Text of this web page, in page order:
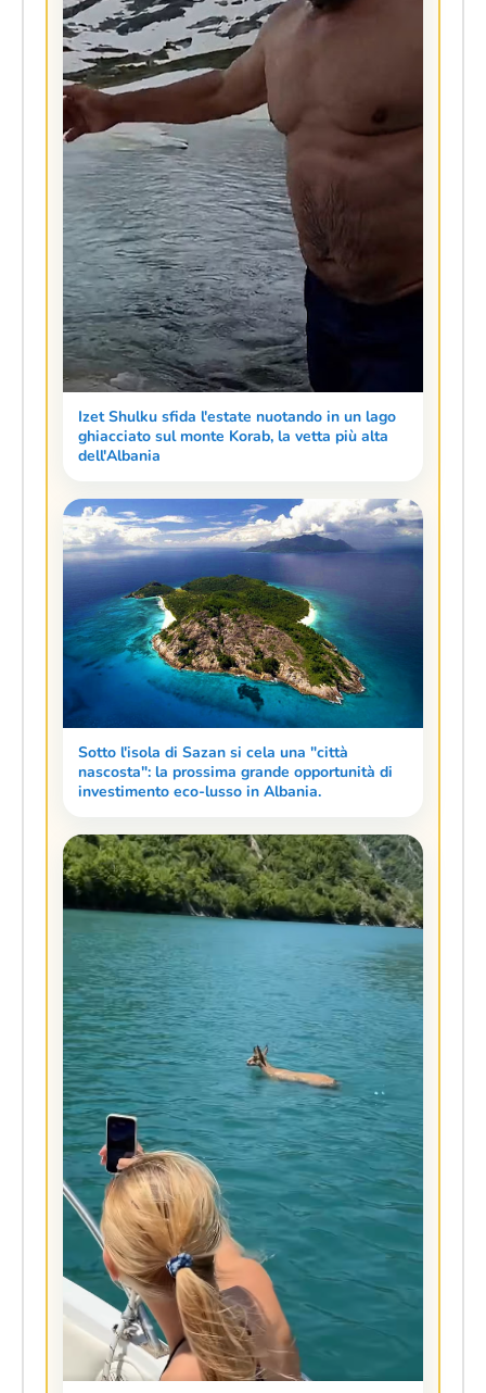
Izet Shulku sfida l'estate nuotando in un lago
ghiacciato sul monte Korab, la vetta più alta
dell'Albania
Sotto l'isola di Sazan si cela una "città
nascosta": la prossima grande opportunità di
investimento eco-lusso in Albania.